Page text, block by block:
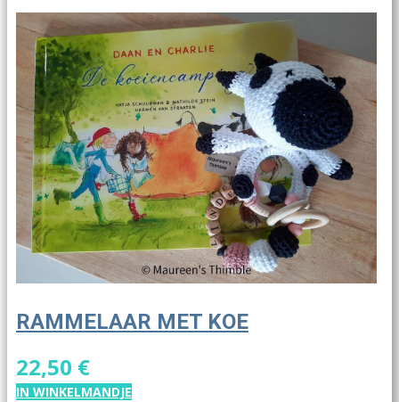
RAMMELAAR MET KOE
22,50 €
IN WINKELMANDJE